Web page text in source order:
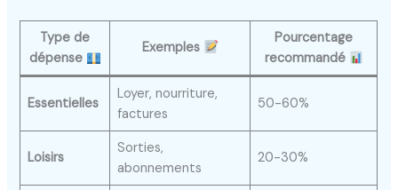
Type de
dépense
Exemples
Pourcentage
recommandé
Essentielles
Loyer, nourriture,
factures
50-60%
Loisirs
Sorties,
abonnements
20-30%